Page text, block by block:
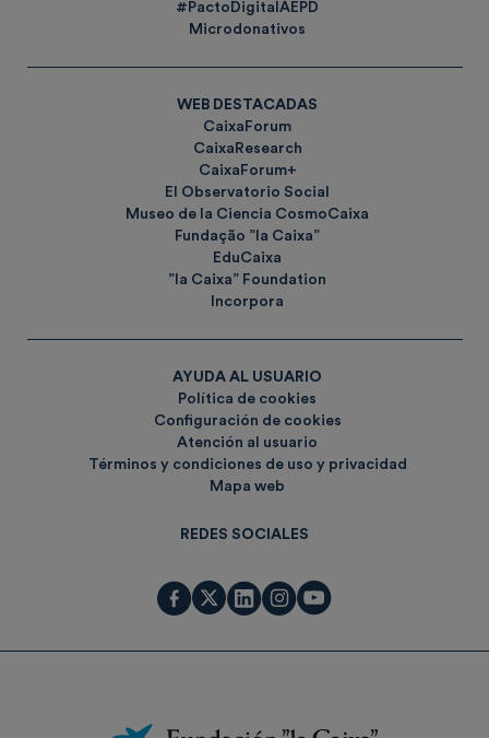
#PactoDigitalAEPD
Microdonativos
WEB DESTACADAS
CaixaForum
CaixaResearch
CaixaForum+
El Observatorio Social
Museo de la Ciencia CosmoCaixa
Fundação ”la Caixa”
EduCaixa
”la Caixa” Foundation
Incorpora
AYUDA AL USUARIO
Política de cookies
Configuración de cookies
Atención al usuario
Términos y condiciones de uso y privacidad
Mapa web
REDES SOCIALES
Fundación